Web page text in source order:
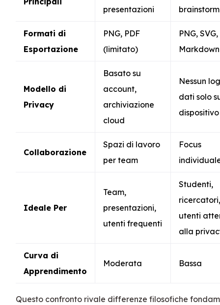
presentazioni
Formati di
Esportazione
PNG, PDF
(limitato)
PNG,
Markdown
Modello di
Privacy
Basato su
account,
archiviazione
cloud
Nessun
dati solo
dispositivo
Collaborazione
Spazi di lavoro
per team
Focus
Ideale Per
Team,
presentazioni,
utenti frequenti
Studenti,
ricercatori,
utenti
alla
Curva di
Apprendimento
Moderata Bassa
Questo confronto rivale differenze filosofiche